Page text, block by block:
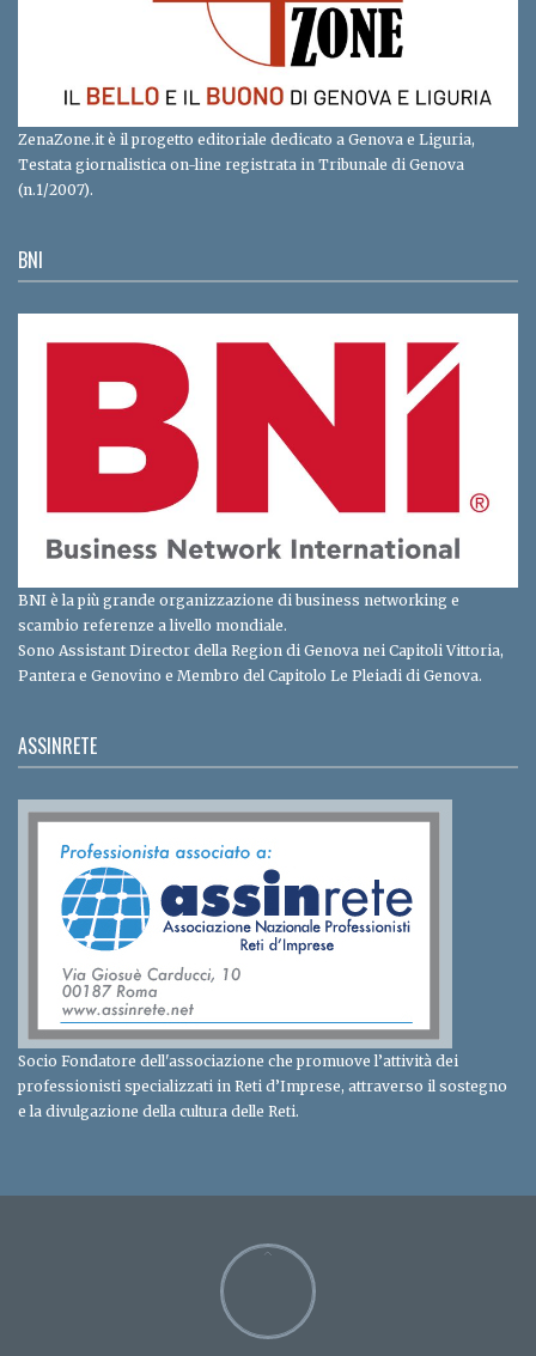
ZenaZone.it è il progetto editoriale dedicato a Genova e Liguria,
Testata giornalistica on-line registrata in Tribunale di Genova
(n.1/2007).
BNI
BNI è la più grande organizzazione di business networking e
scambio referenze a livello mondiale.
Sono Assistant Director della Region di Genova nei Capitoli Vittoria,
Pantera e Genovino e Membro del Capitolo Le Pleiadi di Genova.
ASSINRETE
Socio Fondatore dell'associazione che promuove l’attività dei
professionisti specializzati in Reti d’Imprese, attraverso il sostegno
e la divulgazione della cultura delle Reti.